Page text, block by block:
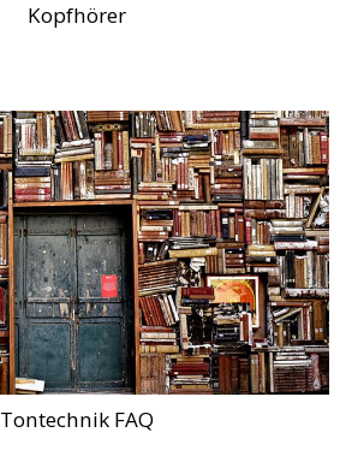
Kopfhörer
Tontechnik FAQ